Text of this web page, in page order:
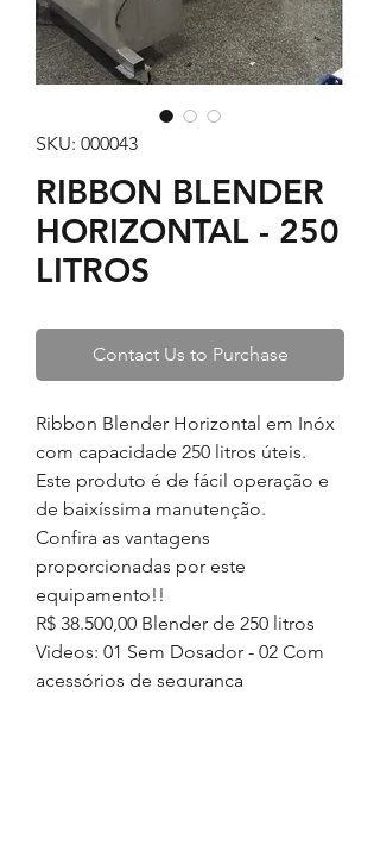
SKU: 000043
RIBBON BLENDER
HORIZONTAL - 250
LITROS
Contact Us to Purchase
Ribbon Blender Horizontal em Inóx
com capacidade 250 litros úteis.
Este produto é de fácil operação e
de baixíssima manutenção.
Confira as vantagens
proporcionadas por este
equipamento!!
R$ 38.500,00 Blender de 250 litros
Videos: 01 Sem Dosador - 02 Com
acessórios de segurança